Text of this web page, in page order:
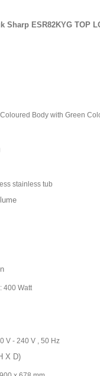
Sharp ESR82KYG TOP
Body with Green
stainless tub
400 Watt
V - 240 V , 50 Hz
X D)